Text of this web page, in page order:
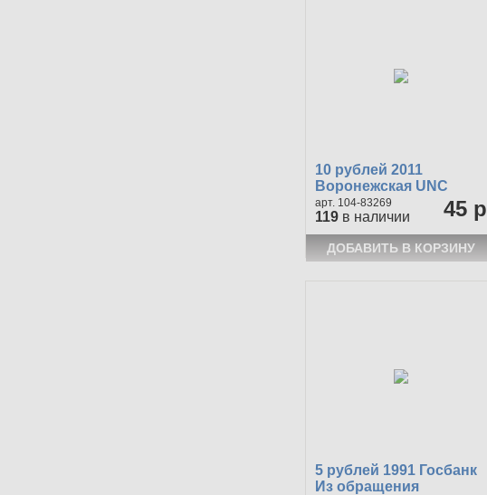
10 рублей 2011
Воронежская UNC
45 р
104-83269
119 в наличии
5 рублей 1991 Госбанк
Из обращения